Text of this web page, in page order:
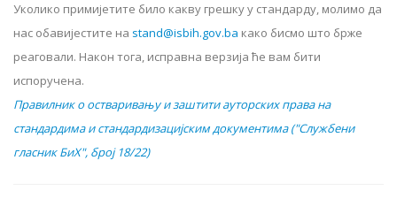
Уколико примијетите било какву грешку у стандарду, молимо да
нас обавијестите на stand@isbih.gov.ba како бисмо што брже
реаговали. Након тога, исправна верзија ће вам бити
испоручена.
Правилник о остваривању и заштити ауторских права на
стандардима и стандардизацијским документима ("Службени
гласник БиХ", број 18/22)